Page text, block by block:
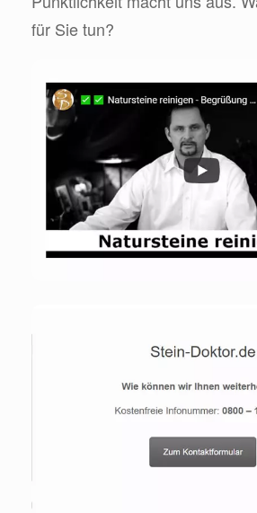
für Sie tun?